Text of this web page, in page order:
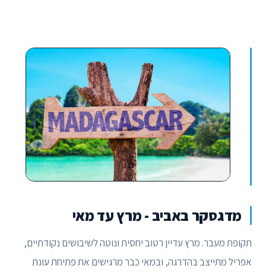
מדגסקר באביב - מרץ עד מאי
תקופת מעבר. מרץ עדיין רטוב יחסית ונוטה לשיבושים נקודתיים,
אפריל מתייצב בהדרגה, ובמאי כבר מרגישים את פתיחת עונת